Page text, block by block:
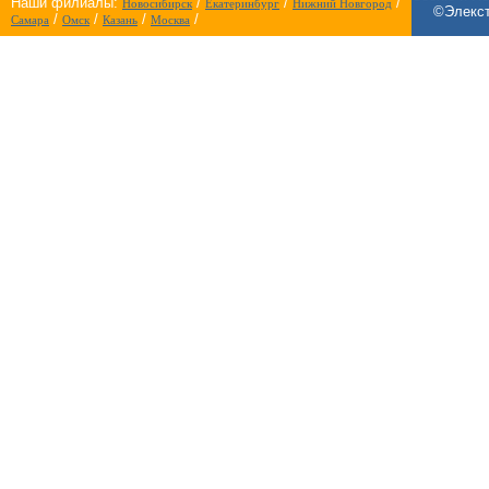
Новосибирск Екатеринбург Нижний Новгород
Самара / Омск/ Казань / Москва /